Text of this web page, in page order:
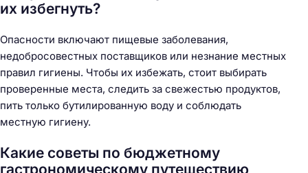
их избегнуть?
Опасности включают пищевые заболевания,
недобросовестных поставщиков или незнание местных
правил гигиены. Чтобы их избежать, стоит выбирать
проверенные места, следить за свежестью продуктов,
пить только бутилированную воду и соблюдать
местную гигиену.
Какие советы по бюджетному
гастрономическому путешествию